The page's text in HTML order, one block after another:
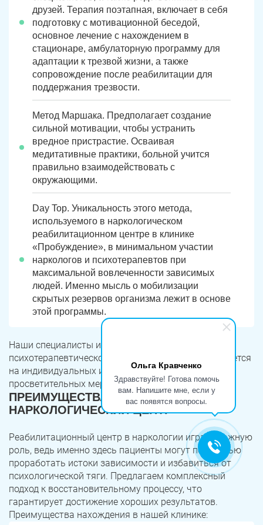
Ольга Кравченко
Здравствуйте! Готова помочь
вам. Напишите мне, если у
вас появятся вопросы.
друзей. Терапия поэтапная, включает в себя
подготовку с мотивационной беседой,
основное лечение с нахождением в
стационаре, амбулаторную программу для
адаптации к трезвой жизни, а также
сопровождение после реабилитации для
поддержания трезвости.
Метод Маршака. Предполагает создание
сильной мотивации, чтобы устранить
вредное пристрастие. Осваивая
медитативные практики, больной учится
правильно взаимодействовать с
окружающими.
Day Top. Уникальность этого метода,
используемого в наркологическом
реабилитационном центре в клинике
«Пробуждение», в минимальном участии
наркологов и психотерапевтов при
максимальной вовлеченности зависимых
людей. Именно мысль о мобилизации
скрытых резервов организма лежит в основе
этой программы.
Наши специалисты используют разные виды
психотерапевтического воздействия. Оно оказывается
на индивидуальных и групповых сеансах терапии,
просветительных мероприятиях, лекциях.
ПРЕИМУЩЕСТВА ОБРАЩЕНИЯ В НАШ
НАРКОЛОГИЧЕСКИЙ ЦЕНТР
Реабилитационный центр в наркологии играет важную
роль, ведь именно здесь пациенты могут полностью
проработать истоки зависимости и избавиться от
психологической тяги. Предлагаем комплексный
подход к восстановительному процессу, что
гарантирует достижение хороших результатов.
Преимущества нахождения в нашей клинике: